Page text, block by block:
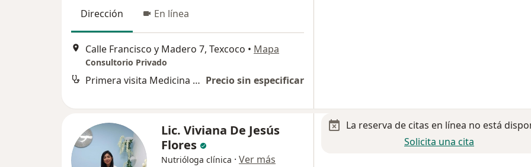
Dirección En línea
Calle Francisco y Madero 7, Texcoco • Mapa
Consultorio Privado
Primera visita Medicina General Precio sin especificar
Lic. Viviana De Jesús
Flores
Nutrióloga clínica · Ver más
La reserva de citas en línea no está
Solicita una cita